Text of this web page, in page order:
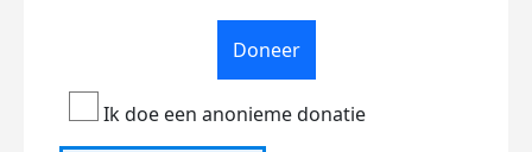
Doneer
Ik doe een anonieme donatie